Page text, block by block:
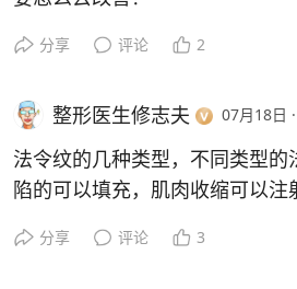
脸上清晰找到。
垂挤压造成的沟壑，所以脸上会
膜提升就是针对这些问题的：
它的复位就可以把下垂的脂肪
就可以让提升塑形效果维持更
分享 评论 2
整形医生修志夫 07月18日 ·
法令纹的几种类型，不同类型
陷的可以填充，肌肉收缩可以
梯变缓坡，皱纹也就平了很多。
分享 评论 3